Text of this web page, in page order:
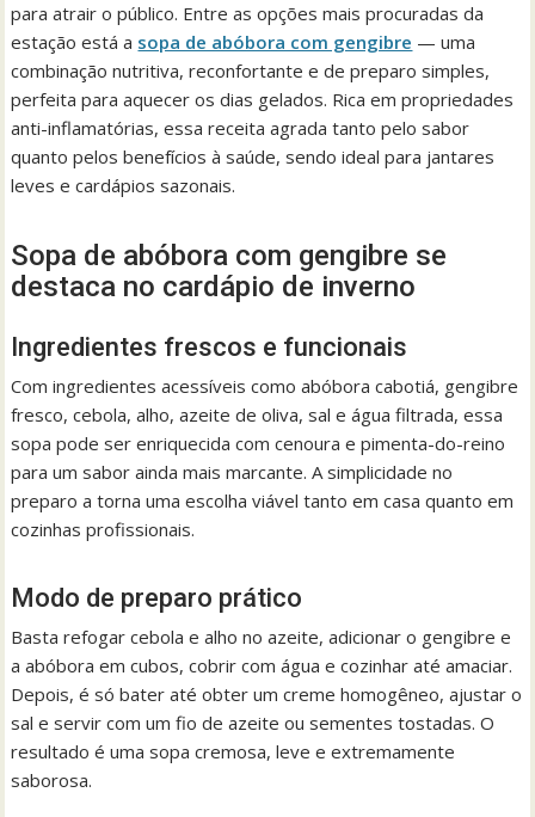
para atrair o público. Entre as opções mais procuradas da
estação está a sopa de abóbora com gengibre — uma
combinação nutritiva, reconfortante e de preparo simples,
perfeita para aquecer os dias gelados. Rica em propriedades
anti-inflamatórias, essa receita agrada tanto pelo sabor
quanto pelos benefícios à saúde, sendo ideal para jantares
leves e cardápios sazonais.
Sopa de abóbora com gengibre se
destaca no cardápio de inverno
Ingredientes frescos e funcionais
Com ingredientes acessíveis como abóbora cabotiá, gengibre
fresco, cebola, alho, azeite de oliva, sal e água filtrada, essa
sopa pode ser enriquecida com cenoura e pimenta-do-reino
para um sabor ainda mais marcante. A simplicidade no
preparo a torna uma escolha viável tanto em casa quanto em
cozinhas profissionais.
Modo de preparo prático
Basta refogar cebola e alho no azeite, adicionar o gengibre e
a abóbora em cubos, cobrir com água e cozinhar até amaciar.
Depois, é só bater até obter um creme homogêneo, ajustar o
sal e servir com um fio de azeite ou sementes tostadas. O
resultado é uma sopa cremosa, leve e extremamente
saborosa.